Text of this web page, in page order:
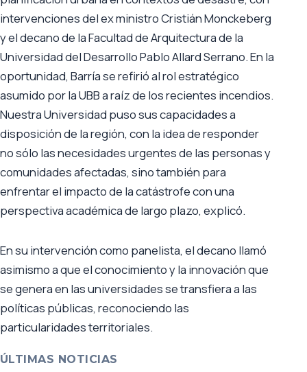
intervenciones del ex ministro Cristián Monckeberg
y el decano de la Facultad de Arquitectura de la
Universidad del Desarrollo Pablo Allard Serrano. En la
oportunidad, Barría se refirió al rol estratégico
asumido por la UBB a raíz de los recientes incendios.
Nuestra Universidad puso sus capacidades a
disposición de la región, con la idea de responder
no sólo las necesidades urgentes de las personas y
comunidades afectadas, sino también para
enfrentar el impacto de la catástrofe con una
perspectiva académica de largo plazo, explicó.
En su intervención como panelista, el decano llamó
asimismo a que el conocimiento y la innovación que
se genera en las universidades se transfiera a las
políticas públicas, reconociendo las
particularidades territoriales.
ÚLTIMAS NOTICIAS